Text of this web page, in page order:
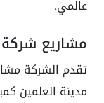
عالمي.
مشاريع شركة Torek Developments
تقدم الشركة
مدينة العلمين